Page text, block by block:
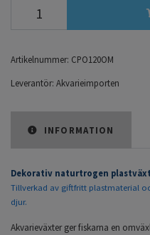
Artikelnummer: CPO120OM
Leverantör: Akvarieimporten
INFORMATION
Dekorativ naturtrogen
Tillverkad av giftfritt plastmaterial
djur.
Akvarieväxter ger fiskarna en